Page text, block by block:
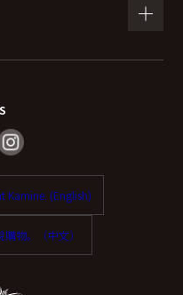
Kamine. (English)
物。（中文）